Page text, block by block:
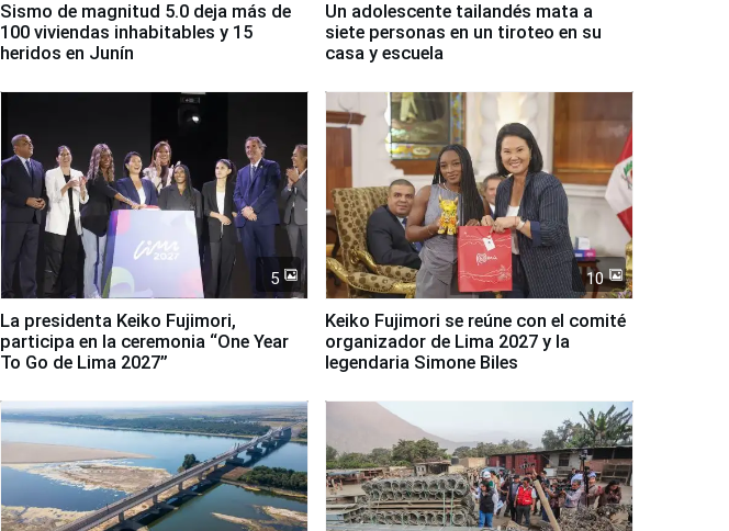
Sismo de magnitud 5.0 deja más de
100 viviendas inhabitables y 15
heridos en Junín
Un adolescente tailandés mata a
siete personas en un tiroteo en su
casa y escuela
5
La presidenta Keiko Fujimori,
participa en la ceremonia “One Year
To Go de Lima 2027”
10
Keiko Fujimori se reúne con el comité
organizador de Lima 2027 y la
legendaria Simone Biles